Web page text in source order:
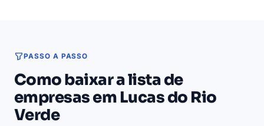
PASSO A PASSO
Como baixar a lista de
empresas em Lucas do Rio
Verde